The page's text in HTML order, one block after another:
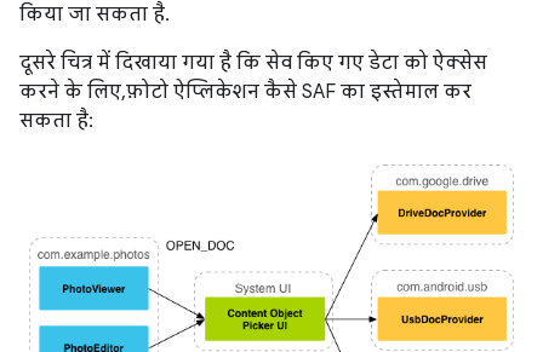
किया जा सकता है.
दूसरे चित्र में दिखाया गया है कि सेव किए गए डेटा को ऐक्सेस
करने के लिए, फ़ोटो ऐप्लिकेशन कैसे SAF का इस्तेमाल कर
सकता है: